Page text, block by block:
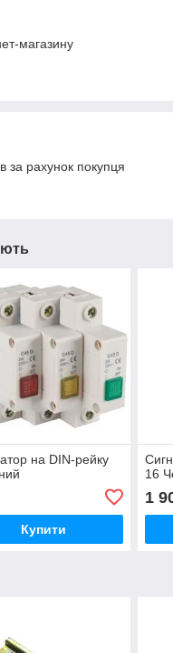
магазину
за рахунок покупця
на DIN-рейку
Купити
16
1